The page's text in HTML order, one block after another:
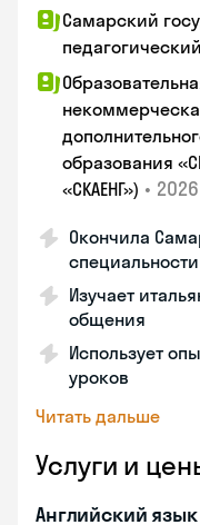
Самарский
образования
«СКАЕНГ») •
Окончила
Изучает
общения
Использует
уроков
Читать дальше
Услуги и
Английский язык